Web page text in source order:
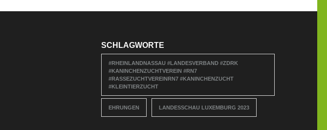
SCHLAGWORTE
#RHEINLANDNASSAU #LANDESVERBAND #ZDRK
#KANINCHENZUCHTVEREIN #RN7
#RASSEZUCHTVEREINRN7 #KANINCHENZUCHT
#KLEINTIERZUCHT
EHRUNGEN LANDESSCHAU LUXEMBURG 2023